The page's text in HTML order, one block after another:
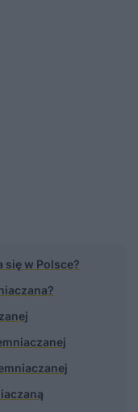
się w Polsce?